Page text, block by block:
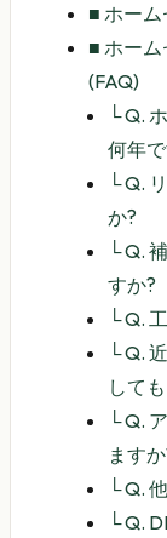
■ ホー
■ ホー
(FAQ)
└Q.
何年
└Q.
か?
└Q.
すか?
└Q.
└Q.
して
└Q.
ます
└Q.
└Q.